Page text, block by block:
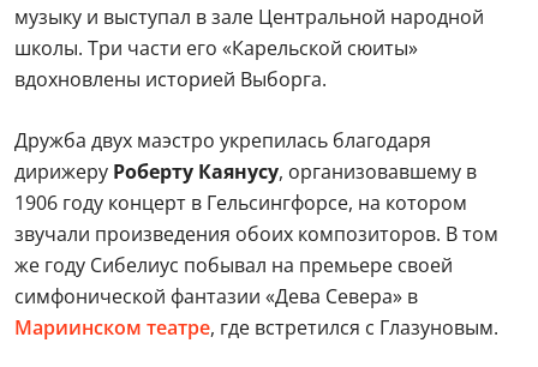
музыку и выступал в зале Центральной народной
школы. Три части его «Карельской сюиты»
вдохновлены историей Выборга.
Дружба двух маэстро укрепилась благодаря
дирижеру Роберту Каянусу, организовавшему в
1906 году концерт в Гельсингфорсе, на котором
звучали произведения обоих композиторов. В том
же году Сибелиус побывал на премьере своей
симфонической фантазии «Дева Севера» в
Мариинском театре, где встретился с Глазуновым.